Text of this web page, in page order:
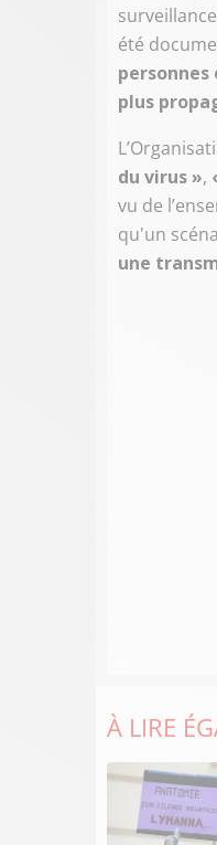
été
plus
du virus »,
vu de
qu'un
une
À LIRE